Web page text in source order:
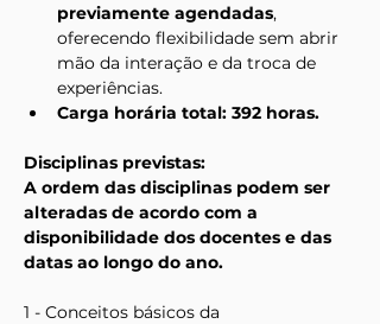
previamente agendadas,
oferecendo flexibilidade sem abrir
mão da interação e da troca de
experiências.
Carga horária total: 392 horas.
Disciplinas previstas:
A ordem das disciplinas podem ser
alteradas de acordo com a
disponibilidade dos docentes e das
datas ao longo do ano.
1 - Conceitos básicos da